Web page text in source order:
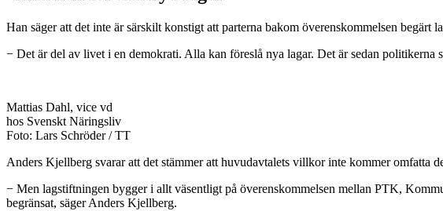
Han säger att det inte är särskilt konstigt att parterna bakom överenskommelsen begärt
− Det är del av livet i en demokrati. Alla kan föreslå nya lagar. Det är sedan politikerna
Mattias Dahl, vice vd
hos Svenskt Näringsliv
Foto: Lars Schröder / TT
Anders Kjellberg svarar att det stämmer att huvudavtalets villkor inte kommer omfatta
− Men lagstiftningen bygger i allt väsentligt på överenskommelsen mellan PTK,
begränsat, säger Anders Kjellberg.